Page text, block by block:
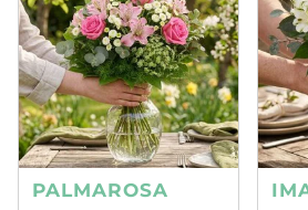
PALMAROSA